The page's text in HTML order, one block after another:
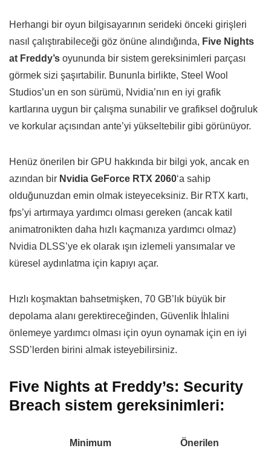
Herhangi bir oyun bilgisayarının serideki önceki girişleri
nasıl çalıştırabileceği göz önüne alındığında, Five Nights
at Freddy’s oyununda bir sistem gereksinimleri parçası
görmek sizi şaşırtabilir. Bununla birlikte, Steel Wool
Studios’un en son sürümü, Nvidia’nın en iyi grafik
kartlarına uygun bir çalışma sunabilir ve grafiksel doğruluk
ve korkular açısından ante’yi yükseltebilir gibi görünüyor.
Henüz önerilen bir GPU hakkında bir bilgi yok, ancak en
azından bir Nvidia GeForce RTX 2060‘a sahip
olduğunuzdan emin olmak isteyeceksiniz. Bir RTX kartı,
fps’yi artırmaya yardımcı olması gereken (ancak katil
animatronikten daha hızlı kaçmanıza yardımcı olmaz)
Nvidia DLSS’ye ek olarak ışın izlemeli yansımalar ve
küresel aydınlatma için kapıyı açar.
Hızlı koşmaktan bahsetmişken, 70 GB’lık büyük bir
depolama alanı gerektireceğinden, Güvenlik İhlalini
önlemeye yardımcı olması için oyun oynamak için en iyi
SSD’lerden birini almak isteyebilirsiniz.
Five Nights at Freddy’s: Security
Breach sistem gereksinimleri:
Minimum
Önerilen